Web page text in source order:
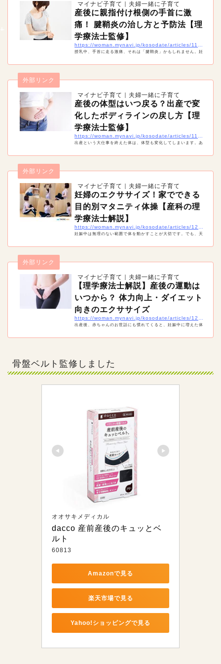
マイナビ子育て｜夫婦一緒に子育て
産後に親指付け根側の手首に激
痛！ 腱鞘炎の治し方と予防法【理
学療法士監修】
https://woman.mynavi.jp/kosodate/articles/11420
授乳中、手首に走る激痛、それは「腱鞘炎」かもしれません。妊
マイナビ子育て｜夫婦一緒に子育て
外部リンク
産後の体型はいつ戻る？出産で変
化したボディラインの戻し方【理
学療法士監修】
https://woman.mynavi.jp/kosodate/articles/11428
出産という大仕事を終えた体は、体型も変化してしまいます。あ
マイナビ子育て｜夫婦一緒に子育て
外部リンク
妊婦のエクササイズ！家でできる
目的別マタニティ体操【産科の理
学療法士解説】
https://woman.mynavi.jp/kosodate/articles/12263
妊娠中は無理のない範囲で体を動かすことが大切です。でも、天
マイナビ子育て｜夫婦一緒に子育て
外部リンク
【理学療法士解説】産後の運動は
いつから？ 体力向上・ダイエット
向きのエクササイズ
https://woman.mynavi.jp/kosodate/articles/12984
出産後、赤ちゃんのお世話にも慣れてくると、妊娠中に増えた体
骨盤ベルト監修しました
オオサキメディカル
dacco 産前産後のキュッとベ
ルト
60813
Amazonで見る
楽天市場で見る
Yahoo!ショッピングで見る